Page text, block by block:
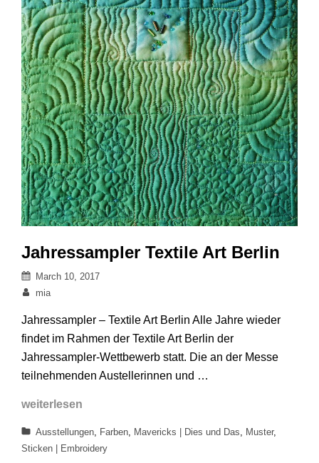
Jahressampler Textile Art Berlin
Posted
on
March 10, 2017
By
mia
Jahressampler – Textile Art Berlin Alle Jahre wieder
findet im Rahmen der Textile Art Berlin der
Jahressampler-Wettbewerb statt. Die an der Messe
teilnehmenden Austellerinnen und …
weiterlesen
Art
Categories
Ausstellungen Farben Mavericks | Dies und Das Muster,
Sticken | Embroidery